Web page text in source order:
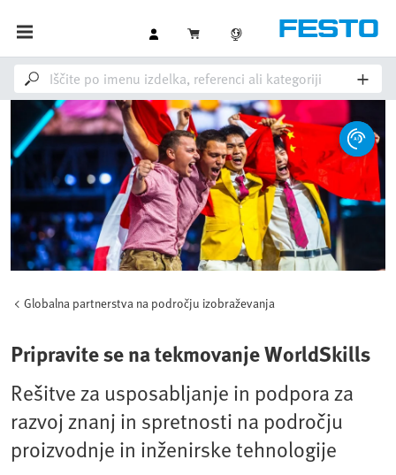
Globalna partnerstva na področju izobraževanja
Pripravite se na tekmovanje WorldSkills
Rešitve za usposabljanje in podpora za
razvoj znanj in spretnosti na področju
proizvodnje in inženirske tehnologije